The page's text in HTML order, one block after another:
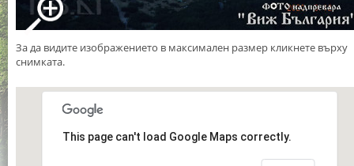
За да видите изображението в максимален размер кликнете върху
снимката.
This page can't load Google Maps correctly.